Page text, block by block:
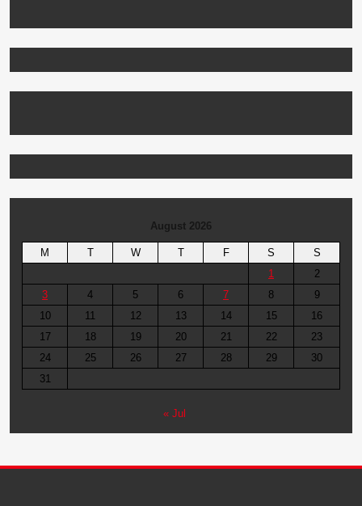
August 2026
M T W T F S
S
1
2
3
4 5 6 7 8
9
10
11 12 13 14 15
16
17
18 19 20 21 22
23
24
25 26 27 28 29
30
31
« Jul